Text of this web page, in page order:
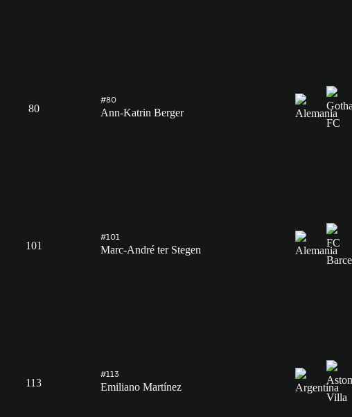
80
#80
Ann-Katrin Berger
101
#101
Marc-André ter Stegen
113
#113
Emiliano Martínez